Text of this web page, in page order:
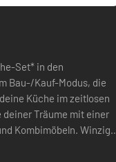
Set* in den
Bau-/Kauf-Modus, die
Küche im zeitlosen
Kombimöbeln. Winzige